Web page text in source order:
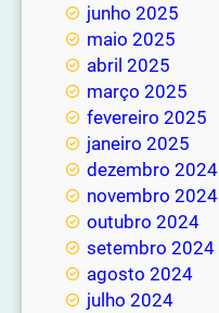
junho 2025
maio 2025
abril 2025
março 2025
fevereiro 2025
janeiro 2025
dezembro 2024
novembro 2024
outubro 2024
setembro 2024
agosto 2024
julho 2024